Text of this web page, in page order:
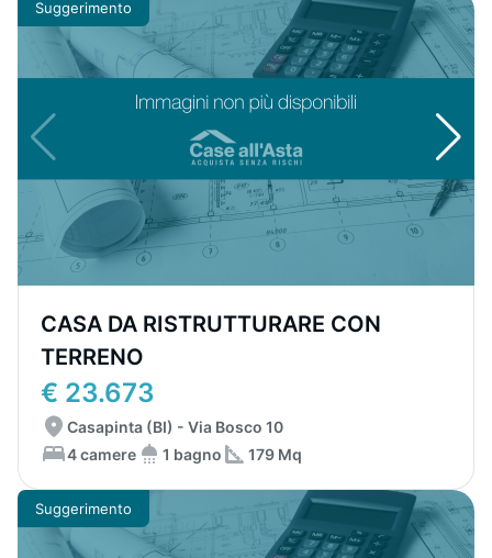
Suggerimento
CASA DA RISTRUTTURARE CON
TERRENO
€ 23.673
Casapinta (BI) - Via Bosco 10
4 camere
1 bagno 179 Mq
Suggerimento